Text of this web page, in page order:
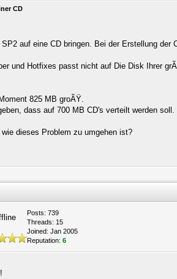
CD
auf eine CD bringen. Bei der Erstellung der
und Hotfixes passt nicht auf Die Disk Ihrer
825 MB groÃŸ.
dass auf 700 MB CD's verteilt werden soll.
dieses Problem zu umgehen ist?
Posts: 739
Threads: 15
Joined: Jan 2005
Reputation:6